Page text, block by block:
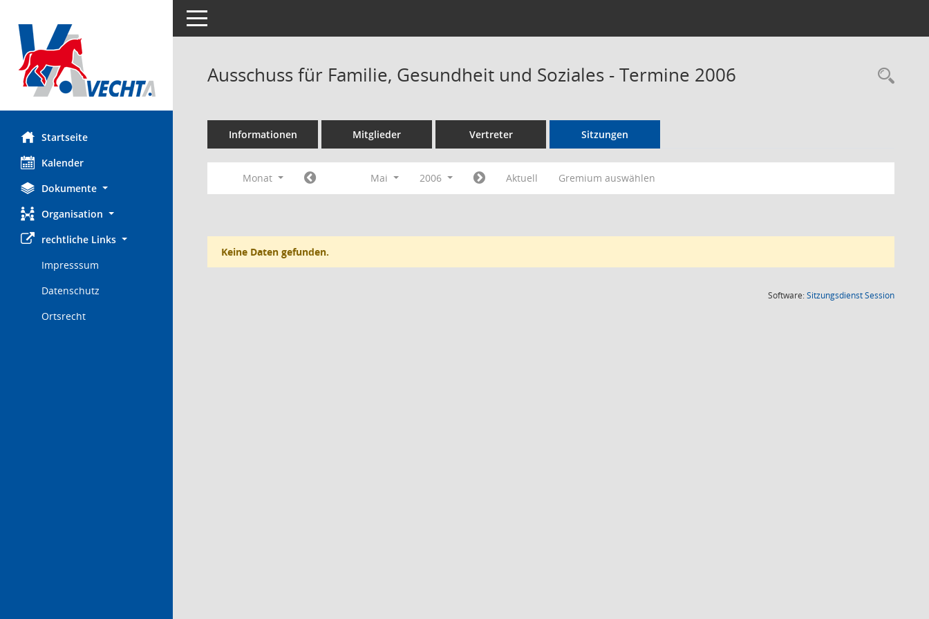
Startseite
Kalender
Dokumente
Organisation
rechtliche Links
Impresssum
Datenschutz
Ortsrecht
Toggle navigation
Ausschuss für Familie, Gesundheit und Soziales - Termine 2006
Informationen Mitglieder Vertreter Sitzungen
Monat Mai 2006 Aktuell Gremium auswählen
Keine Daten gefunden.
Software:SitzungsdienstSession(Wird in